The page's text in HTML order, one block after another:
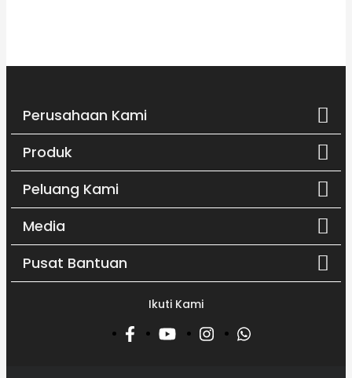
Perusahaan Kami
Produk
Peluang Kami
Media
Pusat Bantuan
Ikuti Kami